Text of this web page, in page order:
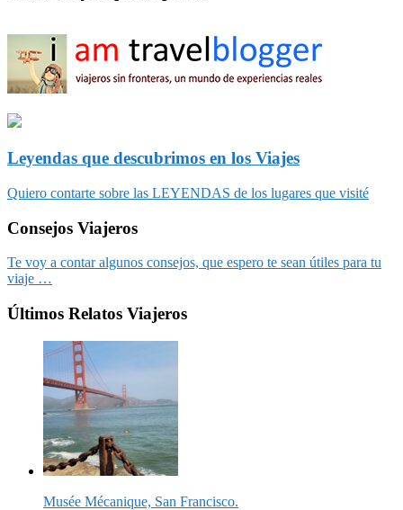
Leyendas que descubrimos en los Viajes
Quiero contarte sobre las LEYENDAS de los lugares que visité
Consejos Viajeros
Te voy a contar algunos consejos, que espero te sean útiles para tu
viaje …
Últimos Relatos Viajeros
Musée Mécanique, San Francisco.